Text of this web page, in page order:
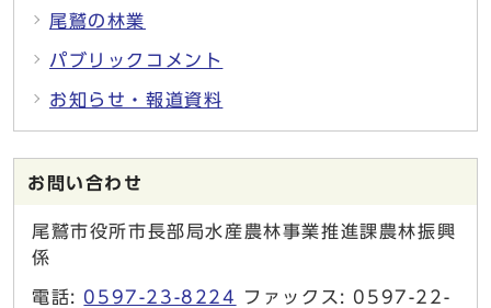
尾鷲の林業
パブリックコメント
お知らせ・報道資料
お問い合わせ
尾鷲市役所市長部局水産農林事業推進課農林振興
係
電話: 0597-23-8224
ファックス: 0597-22-